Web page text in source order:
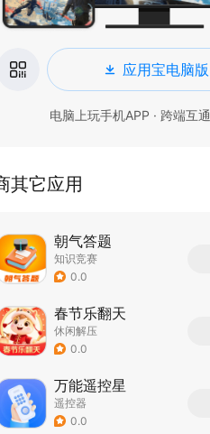
应用宝电脑版
电脑上玩手机APP · 跨端互通
其它应用
朝气答题
知识竞赛
0.0
春节乐翻天
休闲解压
0.0
万能遥控星
遥控器
0.0